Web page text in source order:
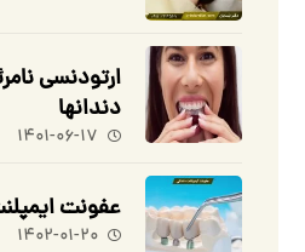
ارتودنسی
دندانها
۱۴۰۱-۰۶-۱۷
عفونت
۱۴۰۲-۰۱-۲۰